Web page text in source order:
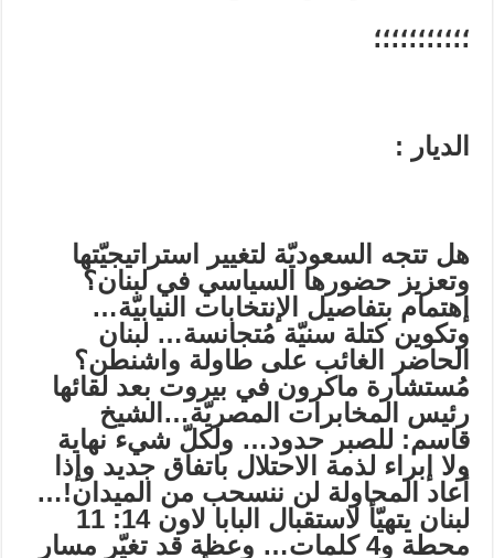
؛؛؛؛؛؛‏؛؛؛؛؛
الديار :
هل تتجه السعوديّة لتغيير استراتيجيّتها
وتعزيز حضورها السياسي في لبنان؟
إهتمام بتفاصيل الإنتخابات النيابيّة…
وتكوين كتلة سنيّة مُتجانسة… لبنان
الحاضر الغائب على طاولة واشنطن؟
مُستشارة ماكرون في بيروت بعد لقائها
رئيس المخابرات المصريّة…الشيخ
قاسم: للصبر حدود… ولكلّ شيء نهاية
ولا إبراء لذمة الاحتلال باتفاق جديد وإذا
أعاد المحاولة لن ننسحب من الميدان!…
لبنان يتهيّأ لاستقبال البابا لاون 14: 11
محطة و4 كلمات… وعظة قد تغيّر مسار